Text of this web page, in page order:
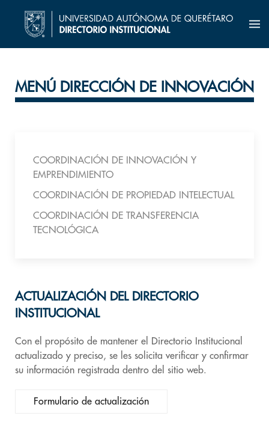
MENÚ DIRECCIÓN DE INNOVACIÓN
COORDINACIÓN DE INNOVACIÓN Y
EMPRENDIMIENTO
COORDINACIÓN DE PROPIEDAD INTELECTUAL
COORDINACIÓN DE TRANSFERENCIA
TECNOLÓGICA
ACTUALIZACIÓN DEL DIRECTORIO
INSTITUCIONAL
Con el propósito de mantener el Directorio Institucional
actualizado y preciso, se les solicita verificar y confirmar
su información registrada dentro del sitio web.
Formulario de actualización